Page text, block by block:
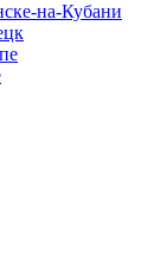
на-Кубани